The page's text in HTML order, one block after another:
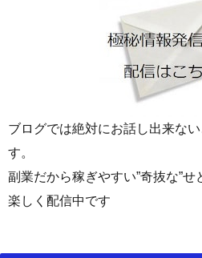
ブログでは絶対にお話し出来な
す。
副業だから稼ぎやすい”奇抜な”せ
楽しく配信中です